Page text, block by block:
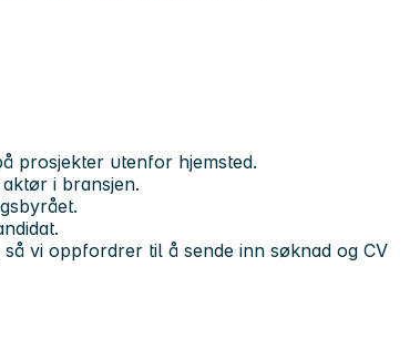
prosjekter utenfor hjemsted.
i bransjen.
vi oppfordrer til å sende inn søknad og CV